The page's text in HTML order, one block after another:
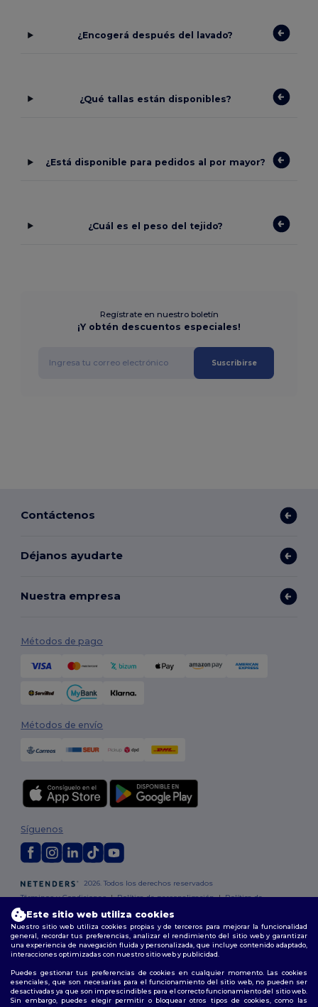
¿Encogerá después del lavado?
¿Qué tallas están disponibles?
¿Está disponible para pedidos al por mayor?
¿Cuál es el peso del tejido?
Regístrate en nuestro boletín
¡Y obtén descuentos especiales!
Suscribirse
Contáctenos
Déjanos ayudarte
Nuestra empresa
Métodos de pago
Métodos de envío
2026. Todos los derechos reservados
Términos y Condiciones|Política de personalización|Política de
Privacidad
Síguenos
Madrid |Barcelona| Valencia | Seville |Zaragoza | Málaga|Murcia |
Palma |Bilbao|Alicante
Este sitio web utiliza cookies
Nuestro sitio web utiliza cookies propias y de terceros para mejorar la funcionalidad
general, recordar tus preferencias, analizar el rendimiento del sitio web y garantizar
una experiencia de navegación fluida y personalizada, que incluye contenido adaptado,
interacciones optimizadas con nuestro sitio web y publicidad.
Puedes gestionar tus preferencias de cookies en cualquier momento. Las cookies
esenciales, que son necesarias para el funcionamiento del sitio web, no pueden ser
desactivadas ya que son imprescindibles para el correcto funcionamiento del sitio web.
Sin embargo, puedes elegir permitir o bloquear otros tipos de cookies, como las